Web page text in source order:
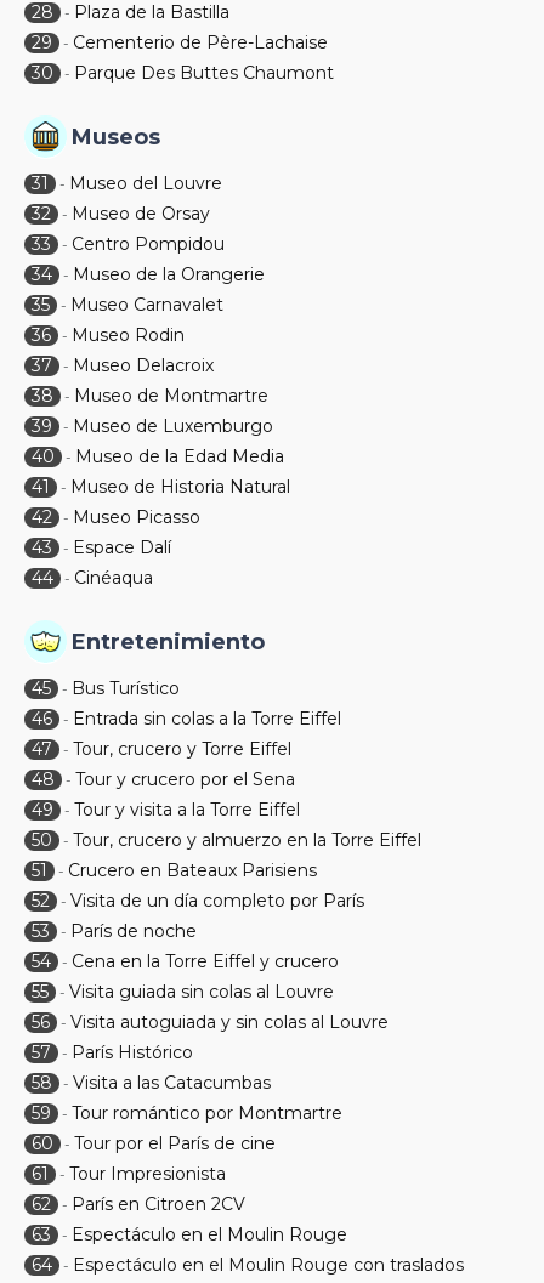
28
- Plaza de la Bastilla
29
- Cementerio de Père-Lachaise
30
- Parque Des Buttes Chaumont
Museos
31 - Museo del Louvre
32 - Museo de Orsay
33
- Centro Pompidou
34 - Museo de la Orangerie
35 - Museo Carnavalet
36 - Museo Rodin
37
- Museo Delacroix
38
- Museo de Montmartre
39
- Museo de Luxemburgo
40
- Museo de la Edad Media
41
- Museo de Historia Natural
42 - Museo Picasso
43
- Espace Dalí
44 - Cinéaqua
Entretenimiento
45 - Bus Turístico
46 - Entrada sin colas a la Torre Eiffel
47
- Tour, crucero y Torre Eiffel
48
- Tour y crucero por el Sena
49
- Tour y visita a la Torre Eiffel
50
- Tour, crucero y almuerzo en la Torre Eiffel
51
- Crucero en Bateaux Parisiens
52 - Visita de un día completo por París
53
- París de noche
54 - Cena en la Torre Eiffel y crucero
55 - Visita guiada sin colas al Louvre
56 - Visita autoguiada y sin colas al Louvre
57
- París Histórico
58
- Visita a las Catacumbas
59
- Tour romántico por Montmartre
60
- Tour por el París de cine
61
- Tour Impresionista
62 - París en Citroen 2CV
63
- Espectáculo en el Moulin Rouge
64 - Espectáculo en el Moulin Rouge con traslados